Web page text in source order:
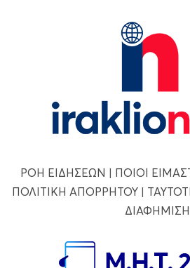
ΡΟΗ ΕΙΔΗΣΕΩΝ | ΠΟΙΟΙ
ΠΟΛΙΤΙΚΗ ΑΠΟΡΡΗΤΟΥ|
ΔΙΑΦΗΜΙΣΗ